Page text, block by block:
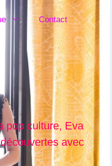
Contact
pop culture, Eva
avec